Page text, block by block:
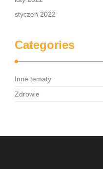
styczeń 2022
Categories
Inne tematy
Zdrowie